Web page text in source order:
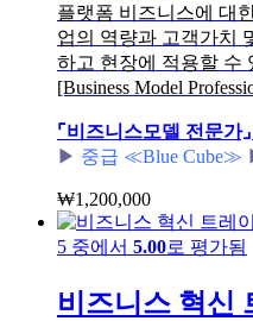
플랫폼 비즈니스에 대
업의 역량과 고객가치
하고 현장에 적용할 수
[Business Model
⌜비즈니스모델 전문가
▶︎ 중급 ≪Blue Cube≫
₩1,200,000
5 중에서 5.00로 평가됨
비즈니스 혁신